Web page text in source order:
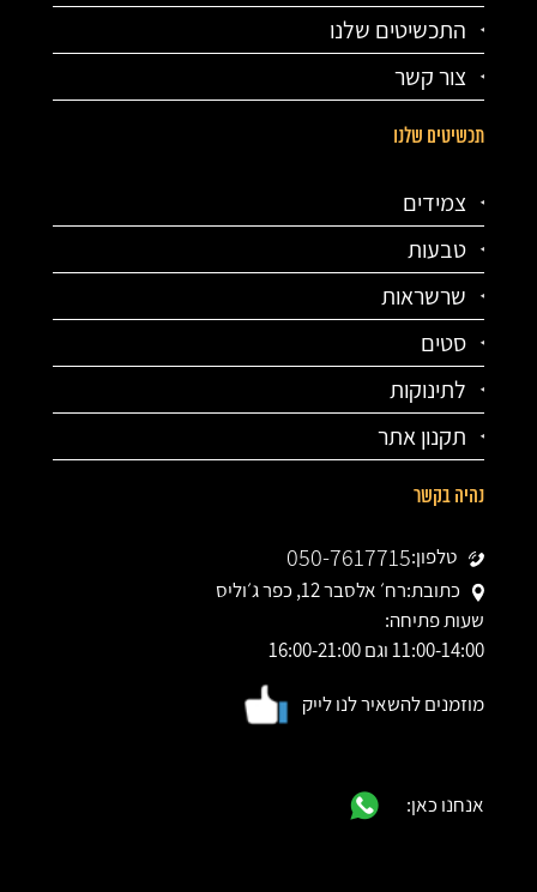
התכשיטים שלנו
צור קשר
תכשיטים שלנו
צמידים
טבעות
שרשראות
סטים
לתינוקות
תקנון אתר
נהיה בקשר
טלפון:050-7617715
כתובת:רח׳ אלסבר 12, כפר ג׳וליס
שעות פתיחה:
11:00-14:00 וגם 16:00-21:00
מוזמנים להשאיר לנו לייק
אנחנו כאן: